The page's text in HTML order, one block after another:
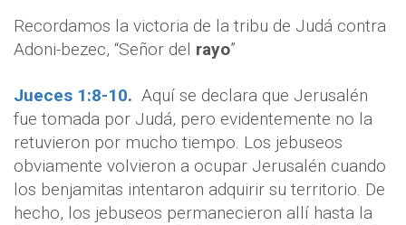
Recordamos la victoria de la tribu de Judá contra
Adoni-bezec, “Señor del rayo”
Jueces 1:8-10. Aquí se declara que Jerusalén
fue tomada por Judá, pero evidentemente no la
retuvieron por mucho tiempo. Los jebuseos
obviamente volvieron a ocupar Jerusalén cuando
los benjamitas intentaron adquirir su territorio. De
hecho, los jebuseos permanecieron allí hasta la